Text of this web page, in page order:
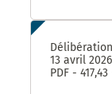
13 avril 2026
PDF - 417,43